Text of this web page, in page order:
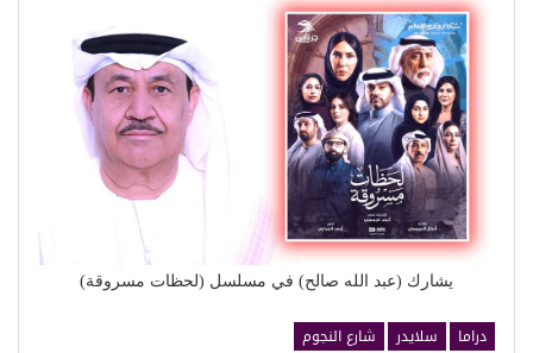
يشارك (عبد الله صالح) في مسلسل (لحظات مسروقة)
دراما سلايدر
شارع النجوم